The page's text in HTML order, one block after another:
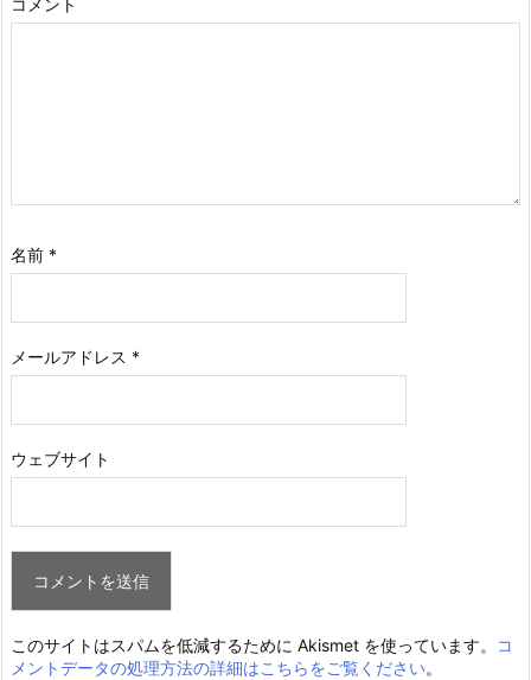
コメント
名前 *
メールアドレス *
ウェブサイト
このサイトはスパムを低減するために Akismet を使っています。
コ
メントデータの処理方法の詳細はこちらをご覧ください。